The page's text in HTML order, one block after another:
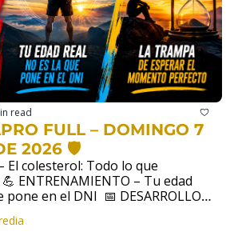
read
FULL – DOMINGO 7
2026 🛡️
El colesterol: Todo lo que
ENTRENAMIENTO – Tu edad
en el DNI  📅 DESARROLLO
trampa de esperar el momento